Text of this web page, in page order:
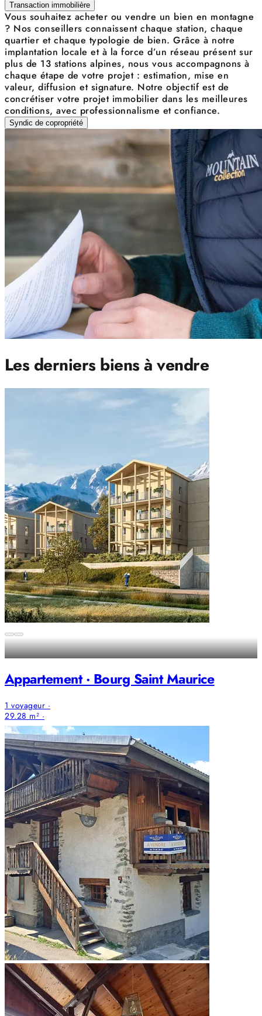
Transaction immobilière
Vous souhaitez acheter ou vendre un bien en montagne
? Nos conseillers connaissent chaque station, chaque
quartier et chaque typologie de bien. Grâce à notre
implantation locale et à la force d’un réseau présent sur
plus de 13 stations alpines, nous vous accompagnons à
chaque étape de votre projet : estimation, mise en
valeur, diffusion et signature. Notre objectif est de
concrétiser votre projet immobilier dans les meilleures
conditions, avec professionnalisme et confiance.
Syndic de copropriété
Les derniers biens à vendre
Appartement · Bourg Saint Maurice
1 voyageur ·
29.28 m² ·